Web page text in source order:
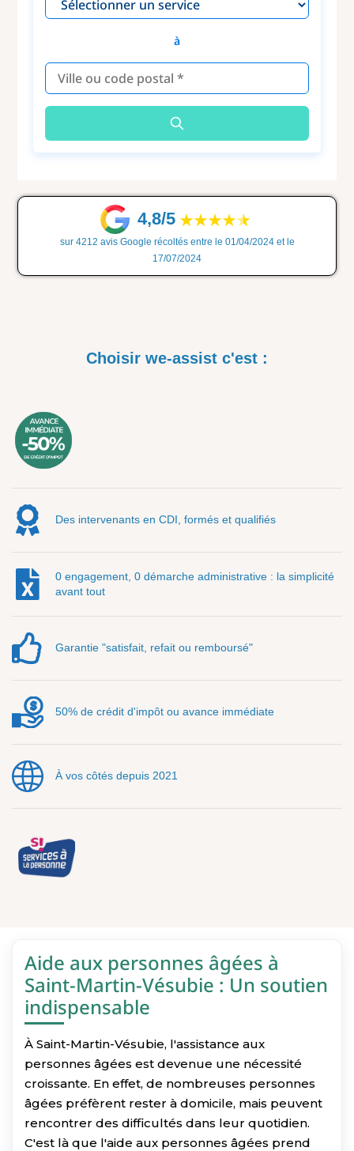
à
4,8/5
sur 4212 avis Google récoltés entre le 01/04/2024 et le
17/07/2024
Choisir we-assist c'est :
Des intervenants en CDI, formés et qualifiés
0 engagement, 0 démarche administrative : la simplicité
avant tout
Garantie "satisfait, refait ou remboursé"
50% de crédit d'impôt ou avance immédiate
À vos côtés depuis 2021
Aide aux personnes âgées à
Saint-Martin-Vésubie : Un soutien
indispensable
À Saint-Martin-Vésubie, l'assistance aux
personnes âgées est devenue une nécessité
croissante. En effet, de nombreuses personnes
âgées préfèrent rester à domicile, mais peuvent
rencontrer des difficultés dans leur quotidien.
C'est là que l'aide aux personnes âgées prend